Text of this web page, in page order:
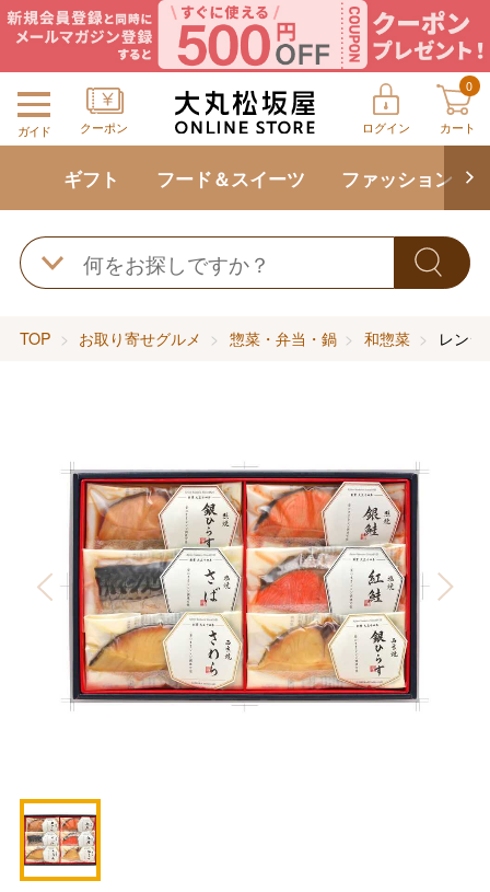
ガイド クーポン ログイン
0
カート
ギフト フード＆スイーツ ファッション
TOP お取り寄せグルメ 惣菜・弁当・鍋 和惣菜 レン